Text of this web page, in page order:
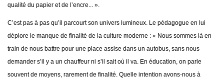
qualité du papier et de l’encre... ».
C’est pas à pas qu’il parcourt son univers lumineux. Le pédagogue en lui
déplore le manque de finalité de la culture moderne : « Nous sommes là en
train de nous battre pour une place assise dans un autobus, sans nous
demander s’il y a un chauffeur ni s’il sait où il va. En éducation, on parle
souvent de moyens, rarement de finalité. Quelle intention avons-nous à